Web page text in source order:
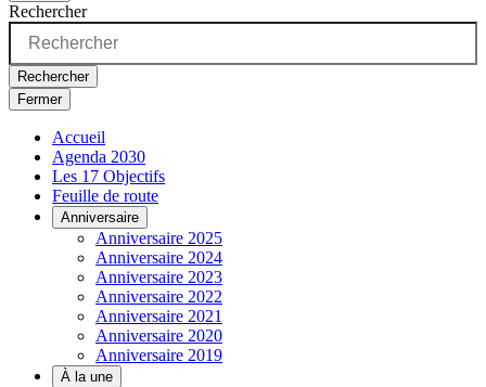
Rechercher
Rechercher
Fermer
Accueil
Agenda 2030
Les 17 Objectifs
Feuille de route
Anniversaire
Anniversaire 2025
Anniversaire 2024
Anniversaire 2023
Anniversaire 2022
Anniversaire 2021
Anniversaire 2020
Anniversaire 2019
À la une